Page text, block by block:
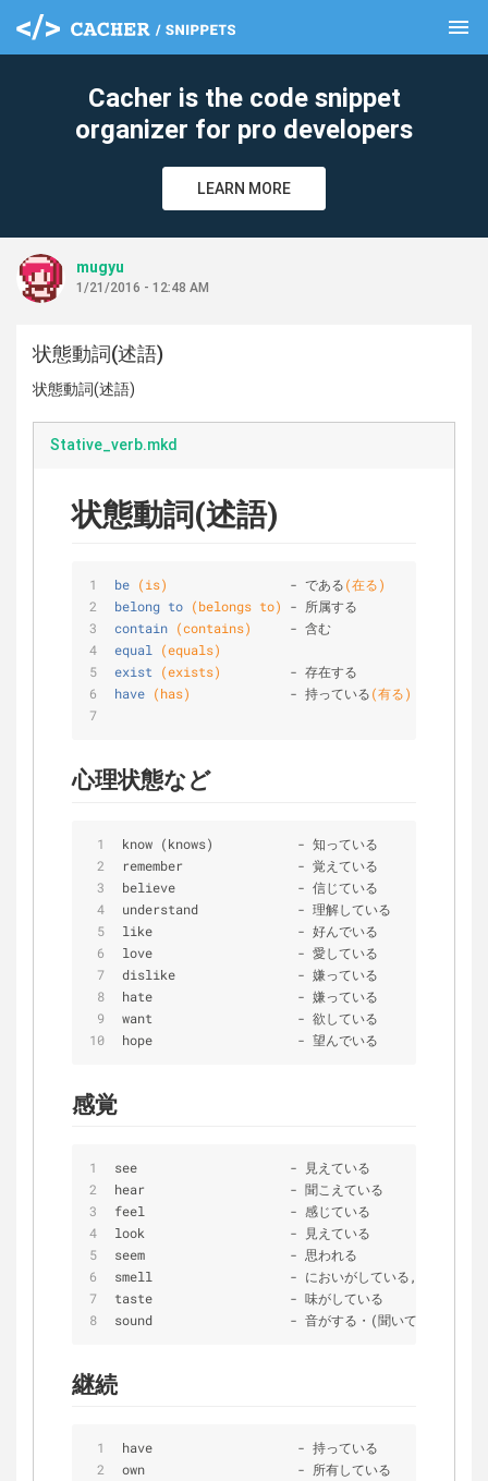
menu
Cacher is the code snippet
organizer for pro developers
LEARN MORE
mugyu
1/21/2016 - 12:48 AM
状態動詞(述語)
状態動詞(述語)
Stative_verb.mkd
状態動詞(述語)
be (is)
                - である
(在る)
belong to (belongs to)
- 所属する
contain (contains)
     - 含む
equal (equals)
exist (exists)
         - 存在する
have (has)
             - 持っている
(有る)
心理状態など
know (knows) - 知っている
remember - 覚えている
believe - 信じている
understand - 理解している
like - 好んでいる
love - 愛している
dislike - 嫌っている
hate - 嫌っている
want - 欲している
hope - 望んでいる
感覚
see - 見えている
hear - 聞こえている
feel - 感じている
look - 見えている
seem - 思われる
smell - においがしている,臭う
taste - 味がしている
sound - 音がする・(聞いて)思われる
継続
have - 持っている
own - 所有している
clear